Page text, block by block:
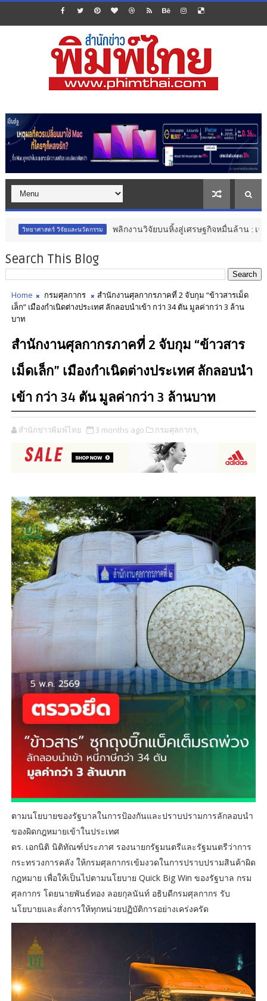
วิจัยและนวัตกรรม พลิกงานวิจัยบนหิ้งสู่เศรษฐกิจหมื่นล้าน : เจาะลึกมุมมองให
Search This Blog
Home กรมศุลกากร
สำนักงานศุลกากรภาคที่ 2 จับกุม “ข้าวสารเม็ด
เล็ก” เมืองกำเนิดต่างประเทศ ลักลอบนำเข้า กว่า 34 ตัน มูลค่ากว่า 3 ล้าน
บาท
สำนักงานศุลกากรภาคที่ 2 จับกุม “ข้าวสาร
เม็ดเล็ก” เมืองกำเนิดต่างประเทศ ลักลอบนำ
เข้า กว่า 34 ตัน มูลค่ากว่า 3 ล้านบาท
สำนักข่าวพิมพ์ไทย 3 months ago กรมศุลกากร,
ตามนโยบายของรัฐบาลในการป้องกันและปราบปรามการลักลอบนำ
ของผิดกฎหมายเข้าในประเทศ
ดร. เอกนิติ นิติทัณฑ์ประภาศ รองนายกรัฐมนตรีและรัฐมนตรีว่าการ
กระทรวงการคลัง ให้กรมศุลกากรเข้มงวดในการปราบปรามสินค้าผิด
กฎหมาย เพื่อให้เป็นไปตามนโยบาย Quick Big Win ของรัฐบาล กรม
ศุลกากร โดยนายพันธ์ทอง ลอยกุลนันท์ อธิบดีกรมศุลกากร รับ
นโยบายและสั่งการให้ทุกหน่วยปฏิบัติการอย่างเคร่งครัด